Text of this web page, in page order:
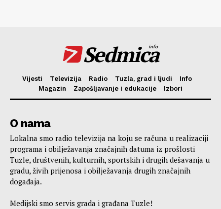
Sedmica
info
Vijesti Televizija Radio Tuzla, grad i ljudi
Info
Magazin
Zapošljavanje i edukacije Izbori
O nama
Lokalna smo radio televizija na koju se računa u realizaciji
programa i obilježavanja značajnih datuma iz prošlosti
Tuzle, društvenih, kulturnih, sportskih i drugih dešavanja u
gradu, živih prijenosa i obilježavanja drugih značajnih
događaja.
Medijski smo servis grada i građana Tuzle!